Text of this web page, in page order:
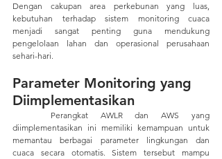
Dengan cakupan area perkebunan yang luas,
kebutuhan terhadap sistem monitoring cuaca
menjadi sangat penting guna mendukung
pengelolaan lahan dan operasional perusahaan
sehari-hari.
Parameter Monitoring yang
Diimplementasikan
diimplementasikan ini memiliki kemampuan untuk
memantau berbagai parameter lingkungan dan
cuaca secara otomatis. Sistem tersebut mampu